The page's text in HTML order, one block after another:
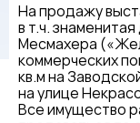
На продажу
в т.ч.
Месмахера
коммерческих
кв.м на
на улице
Все имущество